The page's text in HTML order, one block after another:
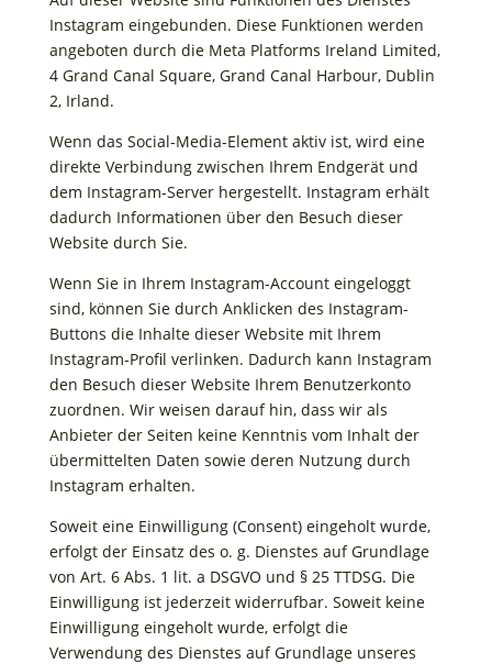
Instagram eingebunden. Diese Funktionen werden
angeboten durch die Meta Platforms Ireland Limited,
4 Grand Canal Square, Grand Canal Harbour, Dublin
2, Irland.
Wenn das Social-Media-Element aktiv ist, wird eine
direkte Verbindung zwischen Ihrem Endgerät und
dem Instagram-Server hergestellt. Instagram erhält
dadurch Informationen über den Besuch dieser
Website durch Sie.
Wenn Sie in Ihrem Instagram-Account eingeloggt
sind, können Sie durch Anklicken des Instagram-
Buttons die Inhalte dieser Website mit Ihrem
Instagram-Profil verlinken. Dadurch kann Instagram
den Besuch dieser Website Ihrem Benutzerkonto
zuordnen. Wir weisen darauf hin, dass wir als
Anbieter der Seiten keine Kenntnis vom Inhalt der
übermittelten Daten sowie deren Nutzung durch
Instagram erhalten.
Soweit eine Einwilligung (Consent) eingeholt wurde,
erfolgt der Einsatz des o. g. Dienstes auf Grundlage
von Art. 6 Abs. 1 lit. a DSGVO und § 25 TTDSG. Die
Einwilligung ist jederzeit widerrufbar. Soweit keine
Einwilligung eingeholt wurde, erfolgt die
Verwendung des Dienstes auf Grundlage unseres